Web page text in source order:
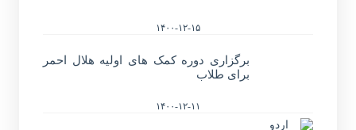
۱۴۰۰-۱۲-۱۵
برگزاری دوره کمک های اولیه هلال احمر
برای طلاب
۱۴۰۰-۱۲-۱۱